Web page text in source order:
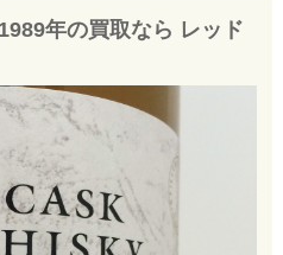
年の買取なら レッド